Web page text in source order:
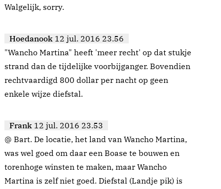
Walgelijk, sorry.
Hoedanook 12 jul. 2016 23.56
"Wancho Martina" heeft 'meer recht' op dat stukje
strand dan de tijdelijke voorbijganger. Bovendien
rechtvaardigd 800 dollar per nacht op geen
enkele wijze diefstal.
Frank 12 jul. 2016 23.53
@ Bart. De locatie, het land van Wancho Martina,
was wel goed om daar een Boase te bouwen en
torenhoge winsten te maken, maar Wancho
Martina is zelf niet goed. Diefstal (Landje pik) is